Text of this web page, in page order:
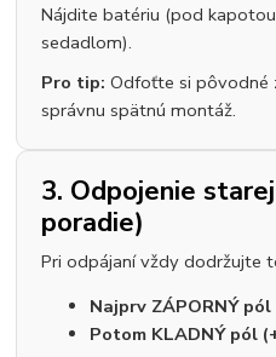
Nájdite batériu (pod
sedadlom).
Pro tip: Odfoťte si pôvodné
správnu spätnú montáž.
3. Odpojenie
poradie)
Pri odpájaní vždy dodržujte
Najprv ZÁPORNÝ pól
Potom KLADNÝ pól